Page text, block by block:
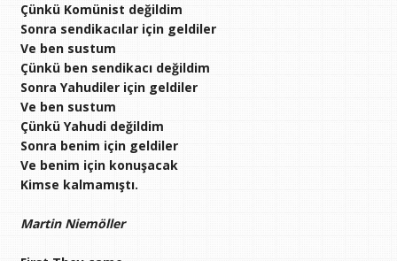
Çünkü Komünist değildim
Sonra sendikacılar için geldiler
Ve ben sustum
Çünkü ben sendikacı değildim
Sonra Yahudiler için geldiler
Ve ben sustum
Çünkü Yahudi değildim
Sonra benim için geldiler
Ve benim için konuşacak
Kimse kalmamıştı.
Martin Niemöller